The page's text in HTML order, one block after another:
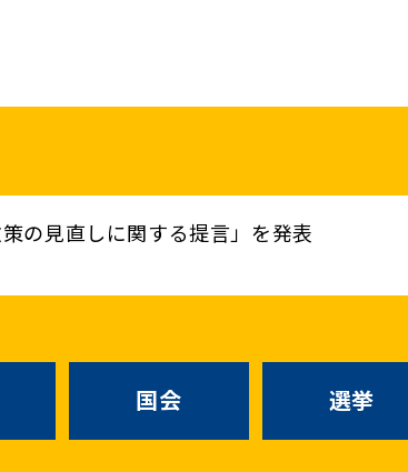
報
政策
党声明
お知らせ
国民民主
の見直しに関する提言」を発表
国会 選挙